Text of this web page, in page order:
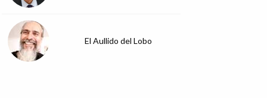
El Aullido del Lobo